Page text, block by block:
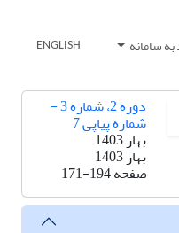
سامانه ENGLISH
دوره 2، شماره 3 -
شماره پیاپی 7
بهار 1403
بهار 1403
صفحه171-194